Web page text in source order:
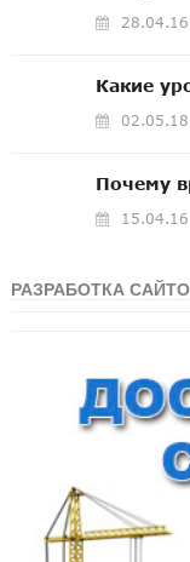
28.04.16
Какие
02.05.18
Почему
15.04.16
РАЗРАБОТКА